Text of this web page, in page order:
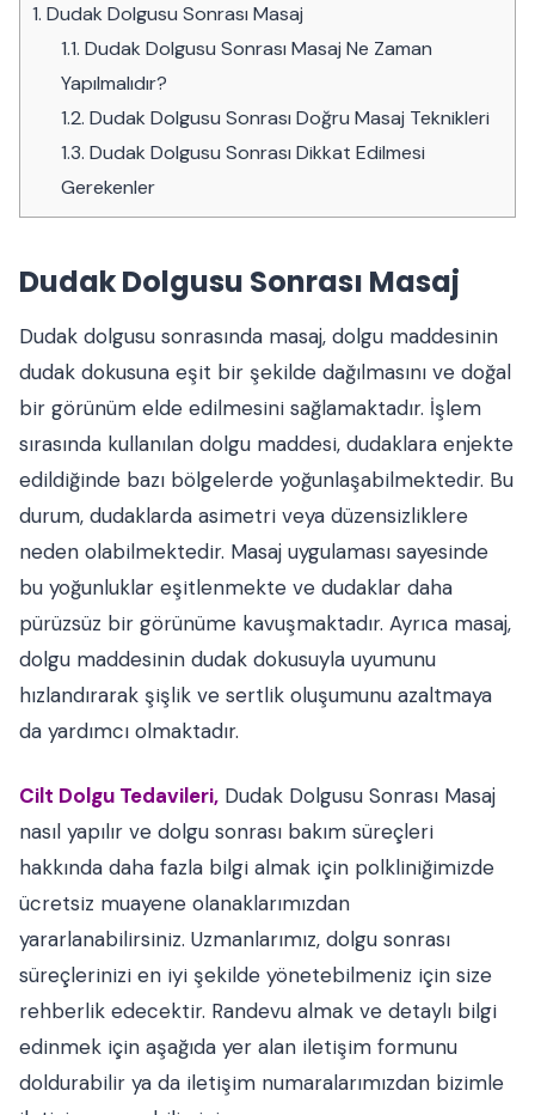
1. Dudak Dolgusu Sonrası Masaj
1.1. Dudak Dolgusu Sonrası Masaj Ne Zaman
Yapılmalıdır?
1.2. Dudak Dolgusu Sonrası Doğru Masaj Teknikleri
1.3. Dudak Dolgusu Sonrası Dikkat Edilmesi
Gerekenler
Dudak Dolgusu Sonrası Masaj
Dudak dolgusu sonrasında masaj, dolgu maddesinin
dudak dokusuna eşit bir şekilde dağılmasını ve doğal
bir görünüm elde edilmesini sağlamaktadır. İşlem
sırasında kullanılan dolgu maddesi, dudaklara enjekte
edildiğinde bazı bölgelerde yoğunlaşabilmektedir. Bu
durum, dudaklarda asimetri veya düzensizliklere
neden olabilmektedir. Masaj uygulaması sayesinde
bu yoğunluklar eşitlenmekte ve dudaklar daha
pürüzsüz bir görünüme kavuşmaktadır. Ayrıca masaj,
dolgu maddesinin dudak dokusuyla uyumunu
hızlandırarak şişlik ve sertlik oluşumunu azaltmaya
da yardımcı olmaktadır.
Cilt Dolgu Tedavileri, Dudak Dolgusu Sonrası Masaj
nasıl yapılır ve dolgu sonrası bakım süreçleri
hakkında daha fazla bilgi almak için polkliniğimizde
ücretsiz muayene olanaklarımızdan
yararlanabilirsiniz. Uzmanlarımız, dolgu sonrası
süreçlerinizi en iyi şekilde yönetebilmeniz için size
rehberlik edecektir. Randevu almak ve detaylı bilgi
edinmek için aşağıda yer alan iletişim formunu
doldurabilir ya da iletişim numaralarımızdan bizimle